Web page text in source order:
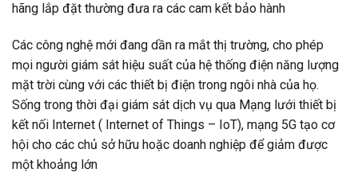
hãng lắp đặt thường đưa ra các cam kết bảo hành
Các công nghệ mới đang dần ra mắt thị trường, cho phép
mọi người giám sát hiệu suất của hệ thống điện năng lượng
mặt trời cùng với các thiết bị điện trong ngôi nhà của họ.
Sống trong thời đại giám sát dịch vụ qua Mạng lưới thiết bị
kết nối Internet ( Internet of Things – IoT), mạng 5G tạo cơ
hội cho các chủ sở hữu hoặc doanh nghiệp để giảm được
một khoảng lớn